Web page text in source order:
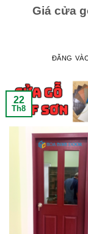
Giá cửa
ĐĂNG
22
Th8